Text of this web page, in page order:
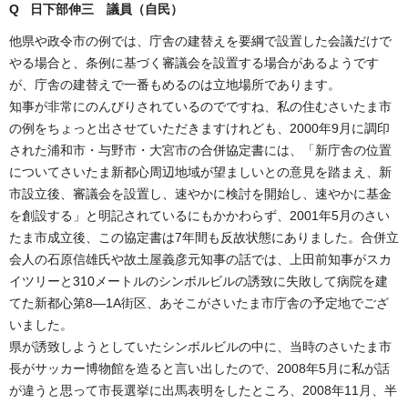
Q 日下部伸三 議員（自民）
他県や政令市の例では、庁舎の建替えを要綱で設置した会議だけで
やる場合と、条例に基づく審議会を設置する場合があるようです
が、庁舎の建替えで一番もめるのは立地場所であります。
知事が非常にのんびりされているのでですね、私の住むさいたま市
の例をちょっと出させていただきますけれども、2000年9月に調印
された浦和市・与野市・大宮市の合併協定書には、「新庁舎の位置
についてさいたま新都心周辺地域が望ましいとの意見を踏まえ、新
市設立後、審議会を設置し、速やかに検討を開始し、速やかに基金
を創設する」と明記されているにもかかわらず、2001年5月のさい
たま市成立後、この協定書は7年間も反故状態にありました。合併立
会人の石原信雄氏や故土屋義彦元知事の話では、上田前知事がスカ
イツリーと310メートルのシンボルビルの誘致に失敗して病院を建
てた新都心第8―1A街区、あそこがさいたま市庁舎の予定地でござ
いました。
県が誘致しようとしていたシンボルビルの中に、当時のさいたま市
長がサッカー博物館を造ると言い出したので、2008年5月に私が話
が違うと思って市長選挙に出馬表明をしたところ、2008年11月、半